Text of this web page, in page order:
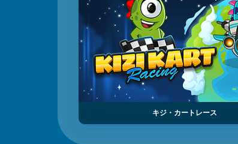
キジ・カートレース